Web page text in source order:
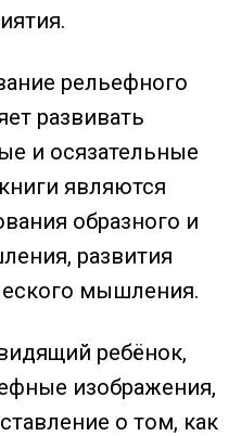
рельефного
развивать
и осязательные
являются
образного и
развития
мышления.
ребёнок,
изображения,
о том, как